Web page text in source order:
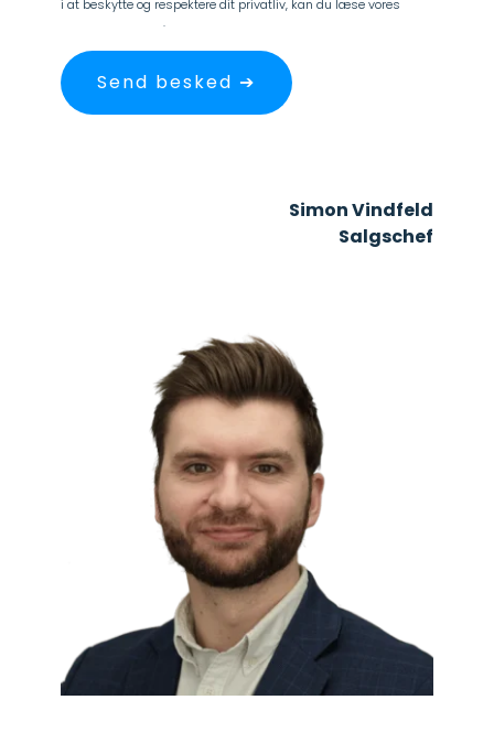
i at beskytte og respektere dit privatliv, kan du læse vores
.
Simon Vindfeld
Salgschef